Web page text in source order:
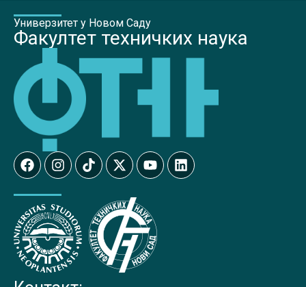
Универзитет у Новом Саду
Факултет техничких наука